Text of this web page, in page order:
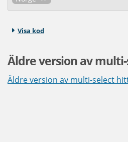
Visa kod
Äldre version av
Äldre version av multi-select